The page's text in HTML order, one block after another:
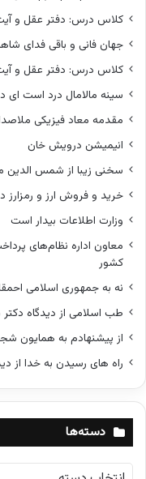
کلاس درس: دفتر عقل و
جهان فانی و باقی فدای
کلاس درس: دفتر عقل و
سینه مالامال درد است
مقدمه معاد فیزیکی
انیمیشن درویش خان
سخنی زیبا از شمس الدین
خرید و فروش ارز و رمزارز
وزارت اطلاعات بیدار است
معاون اداره نظام‌های
کشور
نه به جمهوری اسلامی
طب اسلامی از دیدگاه
از پیشنهادم به همایون
راه های رسیدن به خدا از
دسته‌ها